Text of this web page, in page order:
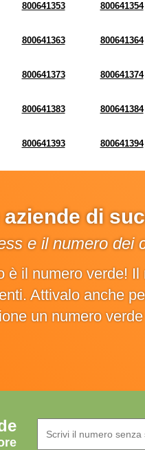
800641353 800641354
800641363 800641364
800641373 800641374
800641383 800641384
800641393 800641394
di
e il numero dei
è il numero verde!
Attivalo anche
un numero